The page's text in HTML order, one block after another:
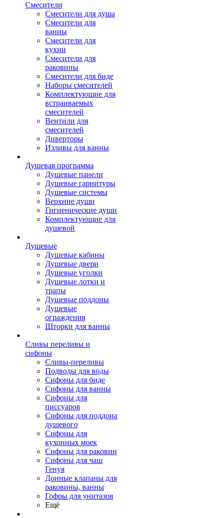
Смесители
Смесители для душа
Смесители для
ванны
Смесители для
кухни
Смесители для
раковины
Смесители для биде
Наборы смесителей
Комплектующие для
встраиваемых
смесителей
Вентили для
смесителей
Диверторы
Изливы для ванны
Душевая программа
Душевые панели
Душевые гарнитуры
Душевые системы
Верхние души
Гигиенические души
Комплектующие для
душевой
Душевые
Душевые кабины
Душевые двери
Душевые уголки
Душевые лотки и
трапы
Душевые поддоны
Душевые
ограждения
Шторки для ванны
Сливы переливы и
сифоны
Сливы-переливы
Подводы для воды
Сифоны для биде
Сифоны для ванны
Сифоны для
писсуаров
Сифоны для поддона
душевого
Сифоны для
кухонных моек
Сифоны для раковин
Сифоны для чаш
Генуя
Донные клапаны для
раковины, ванны
Гофры для унитазов
Ещё